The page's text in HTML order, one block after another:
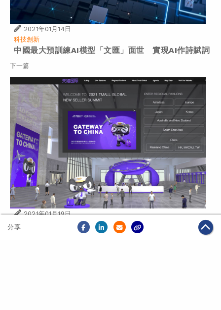
分享
2021年01月14日
科技創新
中國最大預訓練AI模型「文匯」面世 實現AI作詩賦詞
下一篇
2021年01月19日
全球化
天貓國際2021雲招商 分享中國進口消費新趨勢